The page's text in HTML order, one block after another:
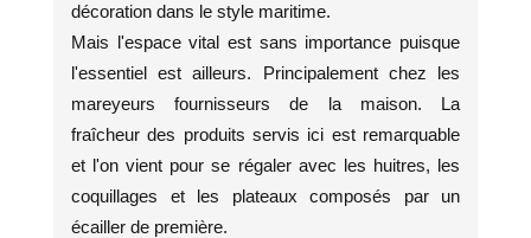
décoration dans le style maritime.
Mais l'espace vital est sans importance puisque
l'essentiel est ailleurs. Principalement chez les
mareyeurs fournisseurs de la maison. La
fraîcheur des produits servis ici est remarquable
et l'on vient pour se régaler avec les huitres, les
coquillages et les plateaux composés par un
écailler de première.